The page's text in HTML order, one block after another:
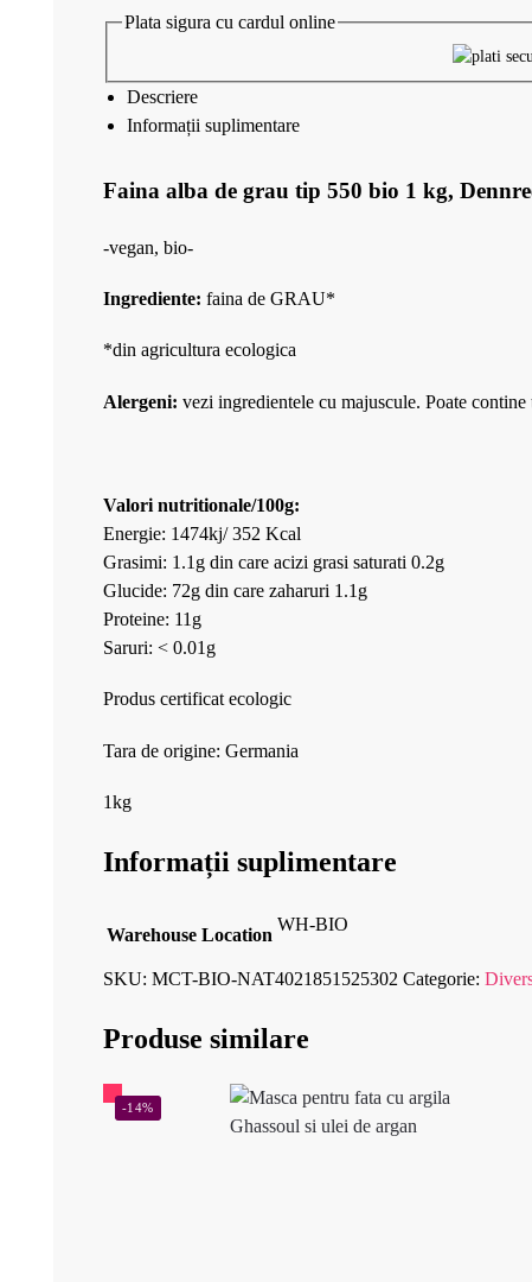
Plata sigura cu cardul online
Descriere
Informații suplimentare
Faina alba de grau tip 550 bio 1 kg,
-vegan, bio-
Ingrediente: faina de GRAU*
*din agricultura ecologica
Alergeni: vezi ingredientele cu majuscule. Poate
Valori nutritionale/100g:
Energie: 1474kj/ 352 Kcal
Grasimi: 1.1g din care acizi grasi saturati 0.2g
Glucide: 72g din care zaharuri 1.1g
Proteine: 11g
Saruri: < 0.01g
Produs certificat ecologic
Tara de origine: Germania
1kg
Informații suplimentare
Warehouse Location
WH-BIO
SKU: MCT-BIO-NAT4021851525302 Categorie:
Produse similare
-14%